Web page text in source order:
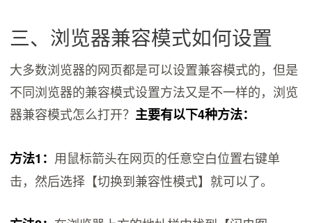
三、浏览器兼容模式如何设置
大多数浏览器的网页都是可以设置兼容模式的，但是
不同浏览器的兼容模式设置方法又是不一样的，浏览
器兼容模式怎么打开？ 主要有以下4种方法：
方法1： 用鼠标箭头在网页的任意空白位置右键单
击，然后选择【切换到兼容性模式】就可以了。